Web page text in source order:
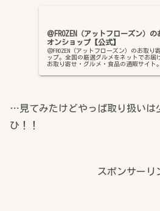
＠FROZEN（アットフローズン）
オンショップ【公式】
＠FROZEN（アットフローズン）のお取り
ップ。全国の厳選グルメをネットでお届
お取り寄せ・グルメ・食品の通販サイト
…見てみたけどやっぱ取り扱いは
ひ！！
スポンサーリ